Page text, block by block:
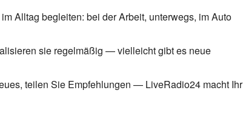
Alltag begleiten: bei der Arbeit, unterwegs, im Auto
sie regelmäßig — vielleicht gibt es neue
teilen Sie Empfehlungen — LiveRadio24 macht Ihr